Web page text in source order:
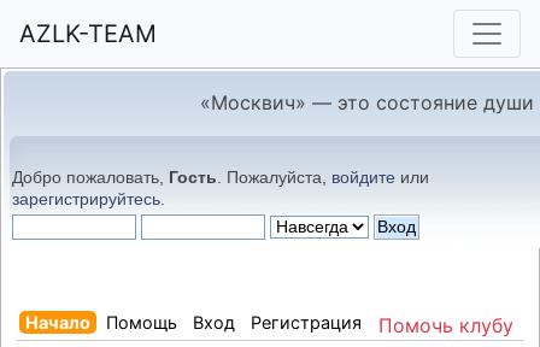
AZLK-TEAM
«Москвич» — это состояние души
Добро пожаловать, Гость . Пожалуйста, войдите или
зарегистрируйтесь
Помочь клубу
Начало Помощь Вход Регистрация